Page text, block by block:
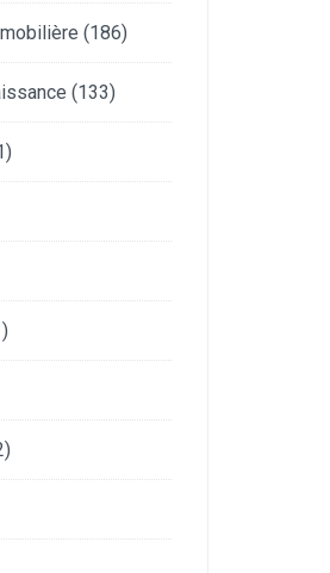
(186)
(133)